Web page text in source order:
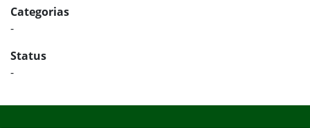
Categorias
-
Status
-